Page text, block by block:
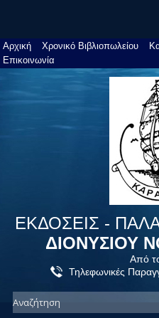
Αρχική Χρονικό Βιβλιοπωλείου
Επικοινωνία
ΕΚΔΟΣΕΙΣ -
ΔΙΟΝΥΣΙΟΥ
Από
Τηλεφωνικές